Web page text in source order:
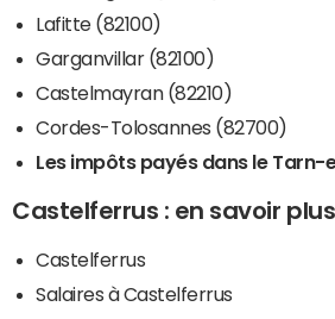
Lafitte (82100)
Garganvillar (82100)
Castelmayran (82210)
Cordes-Tolosannes (82700)
Les impôts payés dans le Tarn-
Castelferrus : en savoir plus
Castelferrus
Salaires à Castelferrus